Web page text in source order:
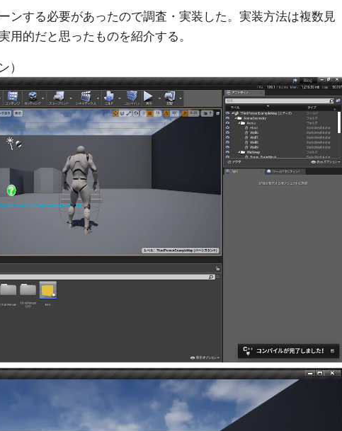
ンする必要があったので調査・実装した。実装方法は複数見
用的だと思ったものを紹介する。
）